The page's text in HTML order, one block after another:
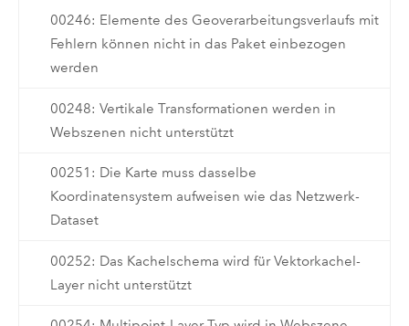
00246: Elemente des Geoverarbeitungsverlaufs mit
Fehlern können nicht in das Paket einbezogen
werden
00248: Vertikale Transformationen werden in
Webszenen nicht unterstützt
00251: Die Karte muss dasselbe
Koordinatensystem aufweisen wie das Netzwerk-
Dataset
00252: Das Kachelschema wird für Vektorkachel-
Layer nicht unterstützt